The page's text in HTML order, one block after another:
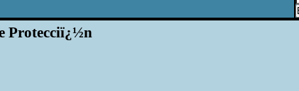
Protecciï¿½n